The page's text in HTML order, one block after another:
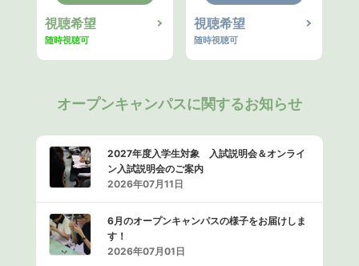
視聴希望
随時視聴可
視聴希望
随時視聴可
オープンキャンパスに関するお知らせ
2027年度入学生対象 入試説明会＆オンライ
ン入試説明会のご案内
2026年07月11日
6月のオープンキャンパスの様子をお届けしま
す！
2026年07月01日